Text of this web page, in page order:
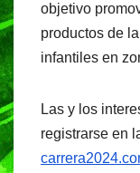
objetivo
productos de
infantiles en
Las y los
registrarse en